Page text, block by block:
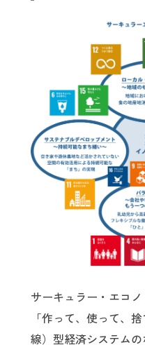
サーキュラー・エコ
「作って、使って、
線）型経済システム